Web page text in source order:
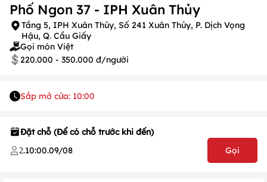
Phố Ngon 37 - IPH Xuân Thủy
Tầng 5, IPH Xuân Thủy, Số 241 Xuân Thủy, P. Dịch Vọng
Hậu, Q. Cầu Giấy
Gọi món Việt
220.000 - 350.000 đ/người
Sắp mở cửa: 10:00
Đặt chỗ (Để có chỗ trước khi đến)
2.10:00.09/08 Gọi